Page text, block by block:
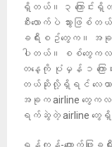
ရှိတယ်။ ၃ ကြောင်းရှိ
စီးလောက်ပဲ သွားဖြ
ခရီးစဥ်တွေက။ အ
ပါတယ်။ စစ်တွေက
တနေ့ကို ပုံမှန် ၁ ကြော
တယ်ဆိုလို့ရှိရင် လေယာ
အခုက airline တွေက
ရက်ဆွဲတဲ့ airline တွေရှိ